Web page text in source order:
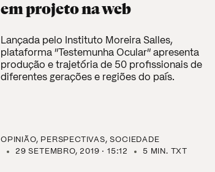
em projeto na web
Lançada pelo Instituto Moreira Salles,
plataforma “Testemunha Ocular” apresenta
produção e trajetória de 50 profissionais de
diferentes gerações e regiões do país.
OPINIÃO PERSPECTIVAS SOCIEDADE
29 SETEMBRO, 2019 · 15:12
5 MIN. TXT